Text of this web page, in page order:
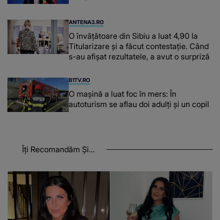
ANTENA3.RO
O învățătoare din Sibiu a luat 4,90 la
Titularizare și a făcut contestație. Când
s-au afișat rezultatele, a avut o surpriză
B1TV.RO
O maşină a luat foc în mers: În
autoturism se aflau doi adulți și un copil
Îți Recomandăm Și...